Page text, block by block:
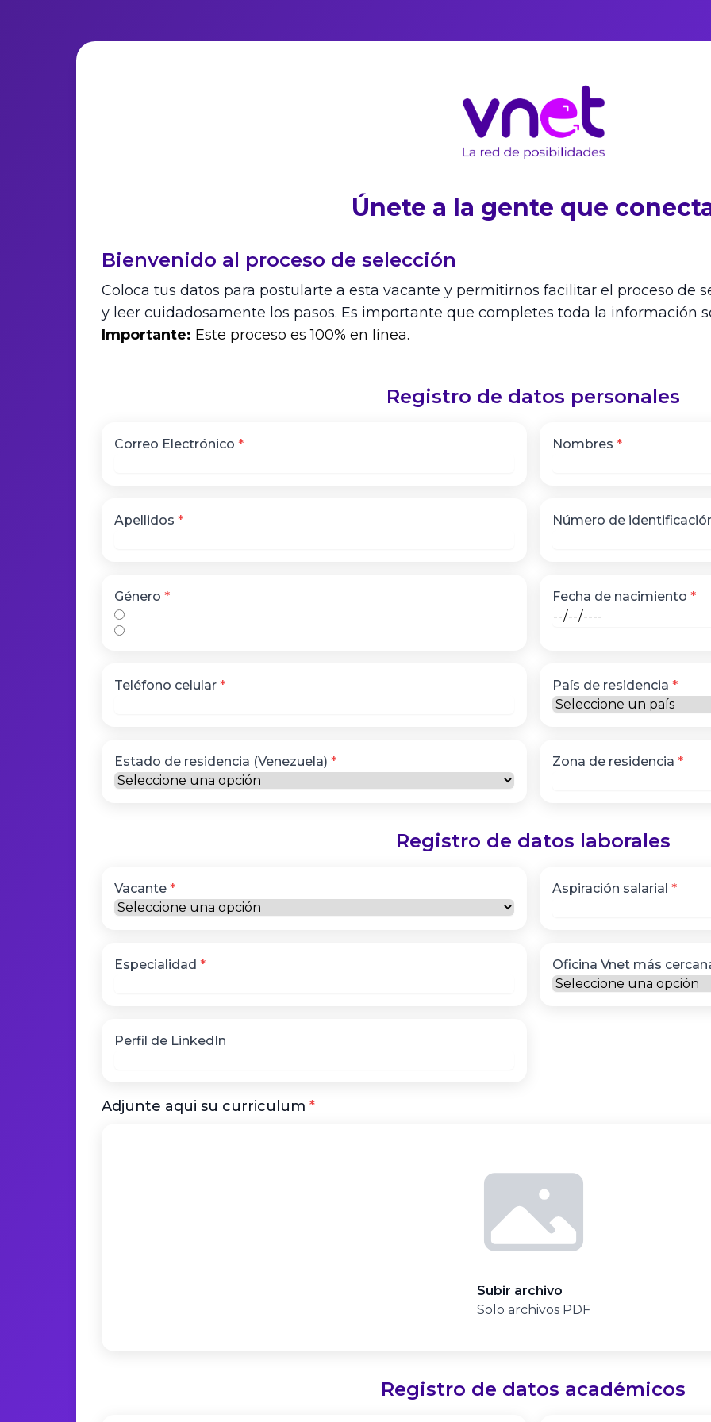
Únete a la gente que
Bienvenido al proceso de selección
Coloca tus datos para postularte a esta vacante y permitirnos facilitar el proceso de
y leer cuidadosamente los pasos. Es importante que completes toda la información
Importante: Este proceso es 100% en línea.
Registro de datos personales
Correo Electrónico * Nombres *
Apellidos * Número de
Género * Fecha de nacimiento *
Teléfono celular * País de residencia *
Estado de residencia (Venezuela) * Zona de residencia *
Registro de datos laborales
Vacante * Aspiración salarial *
Especialidad * Oficina Vnet más
Perfil de LinkedIn
Adjunte aqui su curriculum *
Subir archivo
Solo archivos PDF
Registro de datos académicos